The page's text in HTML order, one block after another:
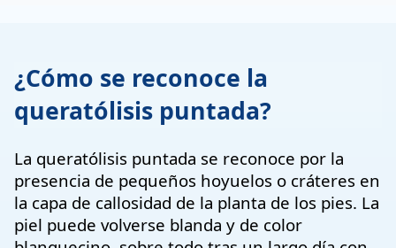
¿Cómo se reconoce la
queratólisis puntada?
La queratólisis puntada se reconoce por la
presencia de pequeños hoyuelos o cráteres en
la capa de callosidad de la planta de los pies. La
piel puede volverse blanda y de color